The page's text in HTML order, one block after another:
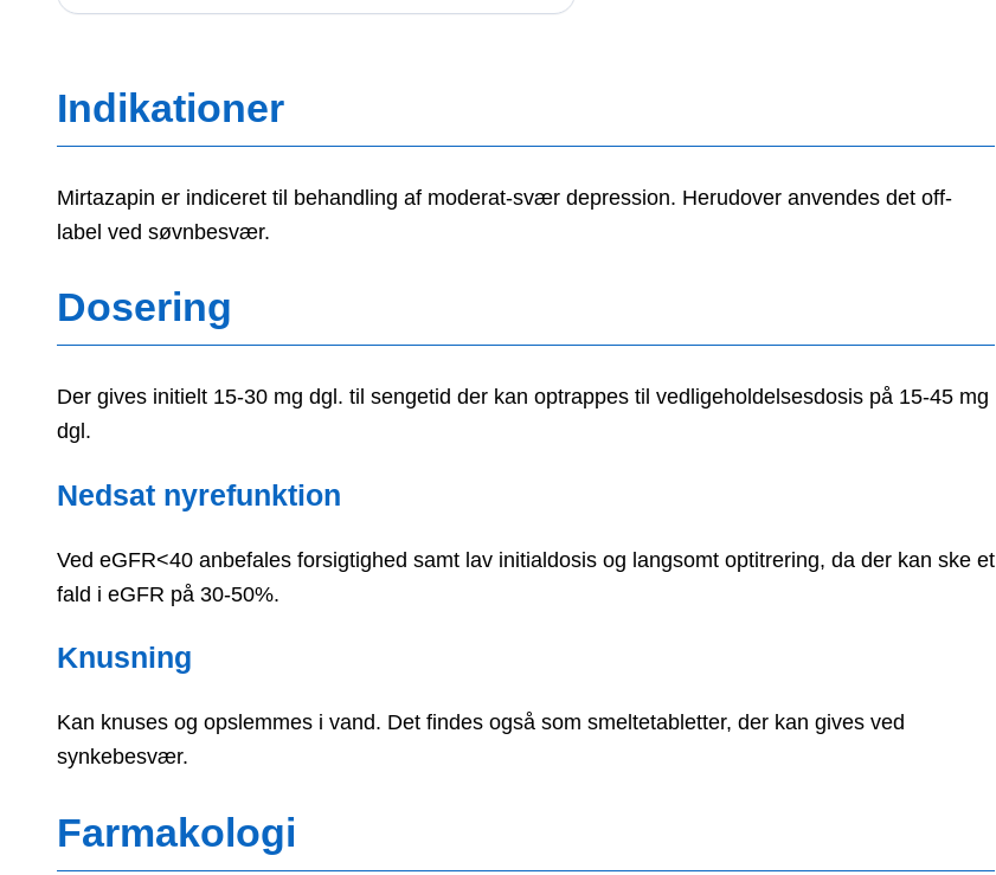
Indikationer
Mirtazapin er indiceret til behandling af moderat-svær depression. Herudover anvendes det off-
label ved søvnbesvær.
Dosering
Der gives initielt 15-30 mg dgl. til sengetid der kan optrappes til vedligeholdelsesdosis på 15-45 mg
dgl.
Nedsat nyrefunktion
Ved eGFR<40 anbefales forsigtighed samt lav initialdosis og langsomt optitrering, da der kan ske et
fald i eGFR på 30-50%.
Knusning
Kan knuses og opslemmes i vand. Det findes også som smeltetabletter, der kan gives ved
synkebesvær.
Farmakologi